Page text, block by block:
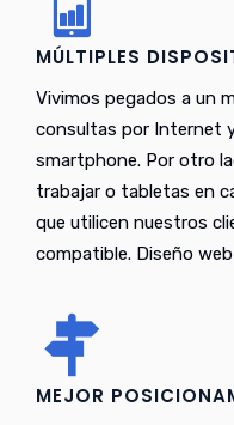
MÚLTIPLES
Vivimos pegados a un
consultas por Internet
smartphone. Por otro
trabajar o tabletas en
que utilicen nuestros
compatible. Diseño
MEJOR